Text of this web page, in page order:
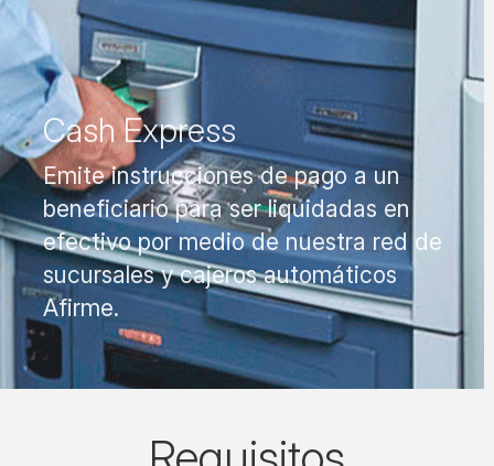
Cash Express
Emite instrucciones de pago a un
beneficiario para ser liquidadas en
efectivo por medio de nuestra red de
sucursales y cajeros automáticos
Afirme.